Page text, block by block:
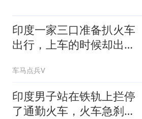
印度一家三口准备扒火车
出行，上车的时候却出现
车马点兵V
印度男子站在铁轨上拦停
了通勤火车，火车急刹之